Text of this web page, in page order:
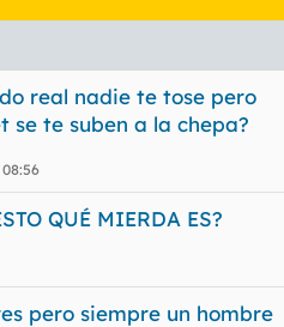
real nadie te tose pero
se te suben a la chepa?
QUÉ MIERDA ES?
pero siempre un hombre